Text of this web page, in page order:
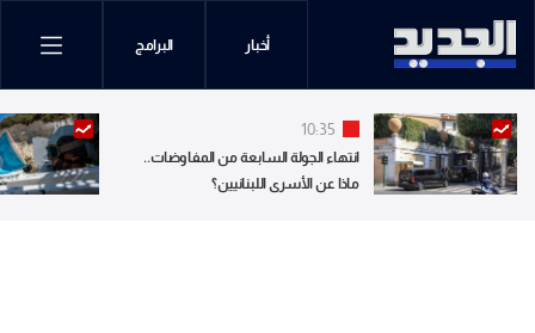
أخبار البرامج
10:35
انتهاء الجولة السابعة من المفاوضات..
ماذا عن الأسرى اللبنانيين؟